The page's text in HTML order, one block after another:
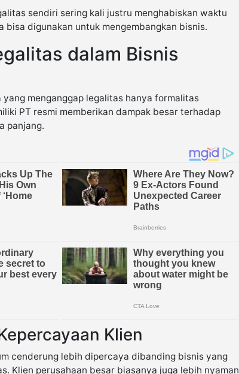
sendiri sering kali justru menghabiskan waktu
bisa digunakan untuk mengembangkan bisnis.
dalam Bisnis
yang menganggap legalitas hanya formalitas
PT resmi memberikan dampak besar terhadap
panjang.
Klien
cenderung lebih dipercaya dibanding bisnis yang
Klien perusahaan besar biasanya juga lebih nyaman